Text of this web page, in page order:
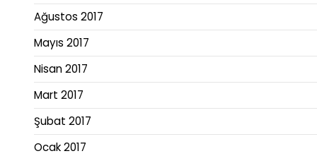
Ağustos 2017
Mayıs 2017
Nisan 2017
Mart 2017
Şubat 2017
Ocak 2017